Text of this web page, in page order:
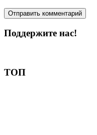
Поддержите нас!
ТОП